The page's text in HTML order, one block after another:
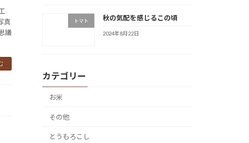
真
議
トマト 秋の気配を感じるこの頃
2024年8月22日
カテゴリー
お米
その他
とうもろこし